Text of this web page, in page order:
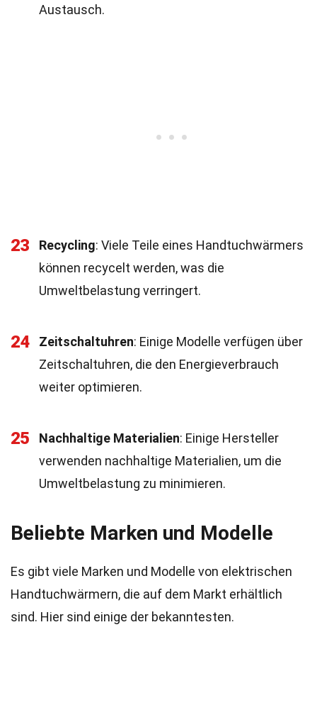
Austausch.
23 Recycling: Viele Teile eines Handtuchwärmers
können recycelt werden, was die
Umweltbelastung verringert.
24 Zeitschaltuhren: Einige Modelle verfügen über
Zeitschaltuhren, die den Energieverbrauch
weiter optimieren.
25 Nachhaltige Materialien: Einige Hersteller
verwenden nachhaltige Materialien, um die
Umweltbelastung zu minimieren.
Beliebte Marken und Modelle
Es gibt viele Marken und Modelle von elektrischen
Handtuchwärmern, die auf dem Markt erhältlich
sind. Hier sind einige der bekanntesten.